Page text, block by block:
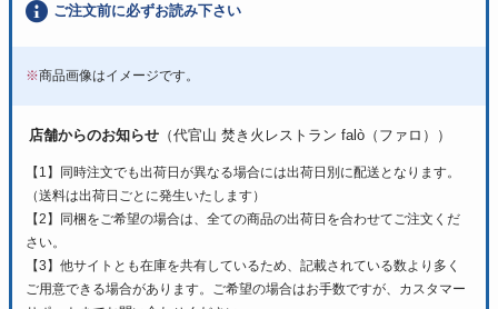
ご注文前に必ずお読み下さい
※商品画像はイメージです。
店舗からのお知らせ （代官山 焚き火レストラン falò（ファロ））
【1】同時注文でも出荷日が異なる場合には出荷日別に配送となります。
（送料は出荷日ごとに発生いたします）
【2】同梱をご希望の場合は、全ての商品の出荷日を合わせてご注文くだ
さい。
【3】他サイトとも在庫を共有しているため、記載されている数より多く
ご用意できる場合があります。ご希望の場合はお手数ですが、カスタマー